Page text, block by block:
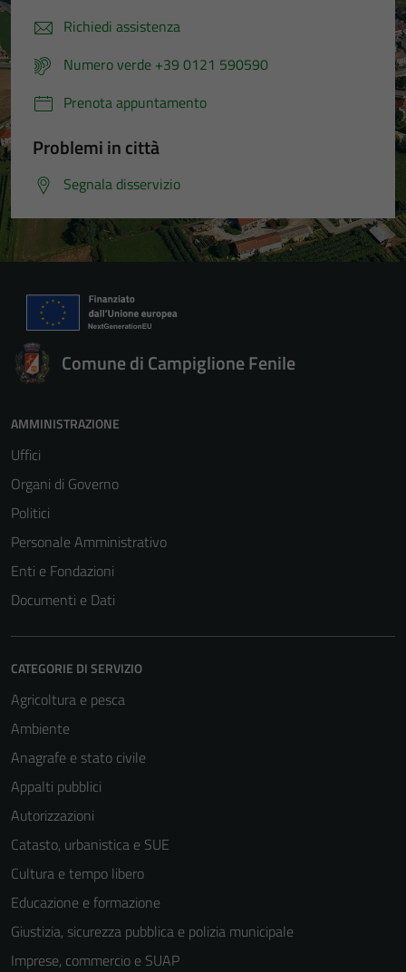
Richiedi assistenza
Numero verde +39 0121 590590
Prenota appuntamento
Problemi in città
Segnala disservizio
Comune di Campiglione Fenile
AMMINISTRAZIONE
Uffici
Organi di Governo
Politici
Personale Amministrativo
Enti e Fondazioni
Documenti e Dati
CATEGORIE DI SERVIZIO
Agricoltura e pesca
Ambiente
Anagrafe e stato civile
Appalti pubblici
Autorizzazioni
Catasto, urbanistica e SUE
Cultura e tempo libero
Educazione e formazione
Giustizia, sicurezza pubblica e polizia municipale
Imprese, commercio e SUAP